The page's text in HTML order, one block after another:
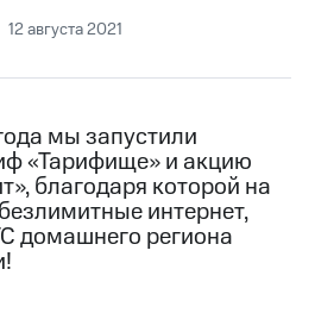
12 августа 2021
мы запустили
«Тарифище» и акцию
благодаря которой на
интернет,
домашнего региона